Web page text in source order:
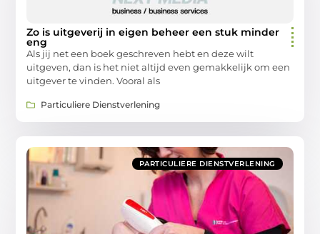
Zo is uitgeverij in eigen beheer een stuk minder
eng
Als jij net een boek geschreven hebt en deze wilt
uitgeven, dan is het niet altijd even gemakkelijk om een
uitgever te vinden. Vooral als
Particuliere Dienstverlening
PARTICULIERE DIENSTVERLENING